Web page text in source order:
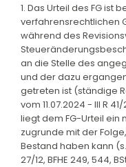
1. Das Urteil des FG ist
verfahrensrechtlichen
während des
an die Stelle des
und der dazu
getreten ist (ständige
vom 11.07.2024 - III R
liegt dem FG-Urteil ein
zugrunde mit der
Bestand haben kann (s.
27/12, BFHE 249, 544,